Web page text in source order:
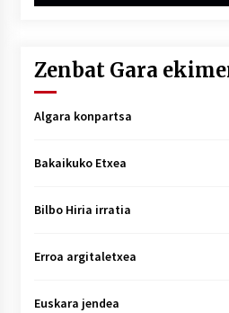
Zenbat Gara
Algara konpartsa
Bakaikuko Etxea
Bilbo Hiria irratia
Erroa argitaletxea
Euskara jendea